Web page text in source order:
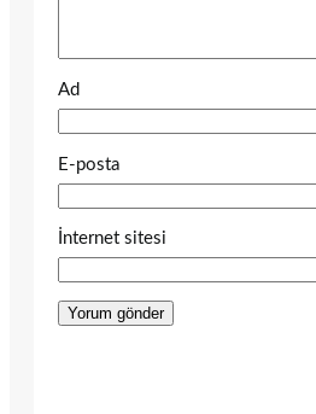
Ad
E-posta
İnternet sitesi